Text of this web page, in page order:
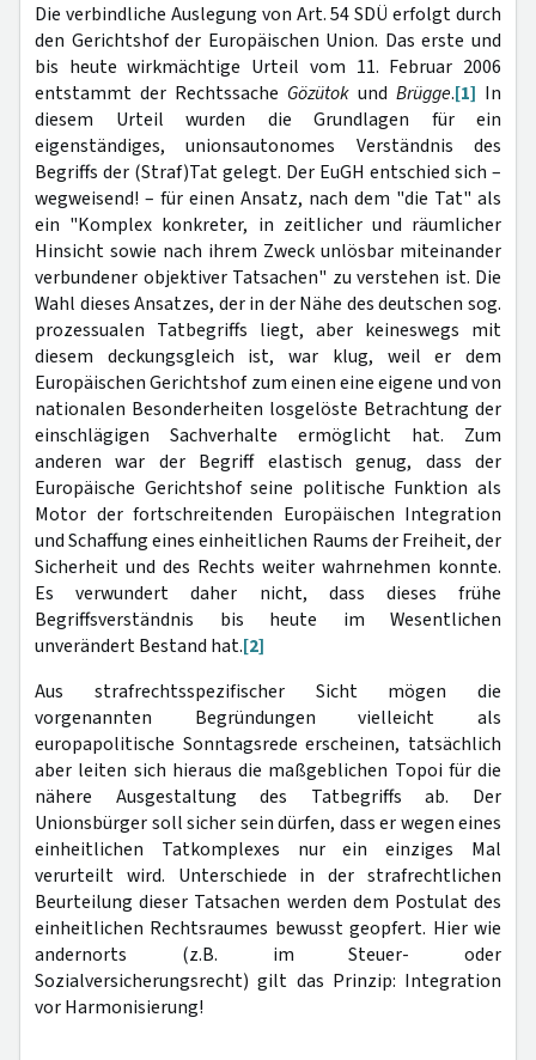
Die verbindliche Auslegung von Art. 54 SDÜ erfolgt durch
den Gerichtshof der Europäischen Union. Das erste und
bis heute wirkmächtige Urteil vom 11. Februar 2006
entstammt der Rechtssache Gözütok und Brügge.[1] In
diesem Urteil wurden die Grundlagen für ein
eigenständiges, unionsautonomes Verständnis des
Begriffs der (Straf)Tat gelegt. Der EuGH entschied sich –
wegweisend! – für einen Ansatz, nach dem "die Tat" als
ein "Komplex konkreter, in zeitlicher und räumlicher
Hinsicht sowie nach ihrem Zweck unlösbar miteinander
verbundener objektiver Tatsachen" zu verstehen ist. Die
Wahl dieses Ansatzes, der in der Nähe des deutschen sog.
prozessualen Tatbegriffs liegt, aber keineswegs mit
diesem deckungsgleich ist, war klug, weil er dem
Europäischen Gerichtshof zum einen eine eigene und von
nationalen Besonderheiten losgelöste Betrachtung der
einschlägigen Sachverhalte ermöglicht hat. Zum
anderen war der Begriff elastisch genug, dass der
Europäische Gerichtshof seine politische Funktion als
Motor der fortschreitenden Europäischen Integration
und Schaffung eines einheitlichen Raums der Freiheit, der
Sicherheit und des Rechts weiter wahrnehmen konnte.
Es verwundert daher nicht, dass dieses frühe
Begriffsverständnis bis heute im Wesentlichen
unverändert Bestand hat.[2]
Aus strafrechtsspezifischer Sicht mögen die
vorgenannten Begründungen vielleicht als
europapolitische Sonntagsrede erscheinen, tatsächlich
aber leiten sich hieraus die maßgeblichen Topoi für die
nähere Ausgestaltung des Tatbegriffs ab. Der
Unionsbürger soll sicher sein dürfen, dass er wegen eines
einheitlichen Tatkomplexes nur ein einziges Mal
verurteilt wird. Unterschiede in der strafrechtlichen
Beurteilung dieser Tatsachen werden dem Postulat des
einheitlichen Rechtsraumes bewusst geopfert. Hier wie
andernorts (z.B. im Steuer- oder
Sozialversicherungsrecht) gilt das Prinzip: Integration
vor Harmonisierung!